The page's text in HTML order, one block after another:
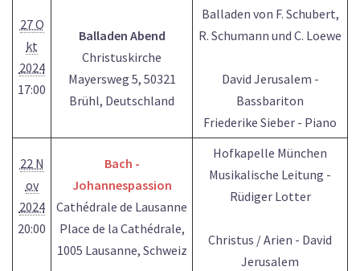
27 O
kt
2024
17:00
Balladen Abend
Christuskirche
Mayersweg 5, 50321
Brühl, Deutschland
Balladen von F. Schubert,
R. Schumann und C. Loewe
David Jerusalem -
Bassbariton
Friederike Sieber - Piano
22 N
ov
2024
20:00
Bach -
Johannespassion
Cathédrale de Lausanne
Place de la Cathédrale,
1005 Lausanne, Schweiz
Hofkapelle München
Musikalische Leitung -
Rüdiger Lotter
Christus / Arien - David
Jerusalem